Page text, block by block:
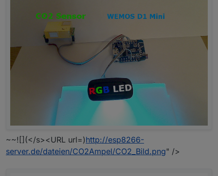
~~![](</s><URL url=)http://esp8266-
server.de/dateien/CO2Ampel/CO2_Bild.png" />